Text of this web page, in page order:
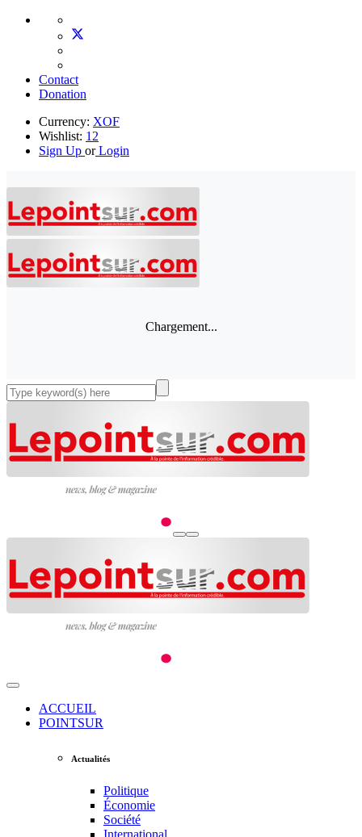
Contact
Donation
Currency: XOF
Wishlist: 12
Sign Up orLogin
Chargement...
ACCUEIL
POINTSUR
Actualités
Politique
Économie
Société
International